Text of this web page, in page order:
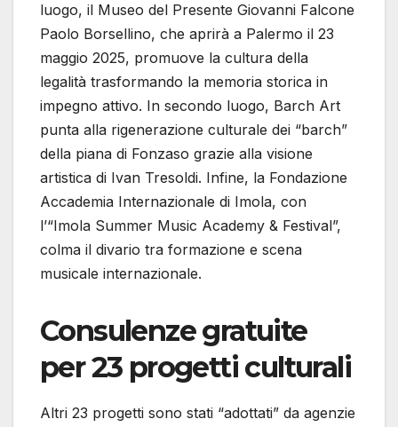
luogo, il Museo del Presente Giovanni Falcone
Paolo Borsellino, che aprirà a Palermo il 23
maggio 2025, promuove la cultura della
legalità trasformando la memoria storica in
impegno attivo. In secondo luogo, Barch Art
punta alla rigenerazione culturale dei “barch”
della piana di Fonzaso grazie alla visione
artistica di Ivan Tresoldi. Infine, la Fondazione
Accademia Internazionale di Imola, con
l’“Imola Summer Music Academy & Festival”,
colma il divario tra formazione e scena
musicale internazionale.
Consulenze gratuite
per 23 progetti culturali
Altri 23 progetti sono stati “adottati” da agenzie